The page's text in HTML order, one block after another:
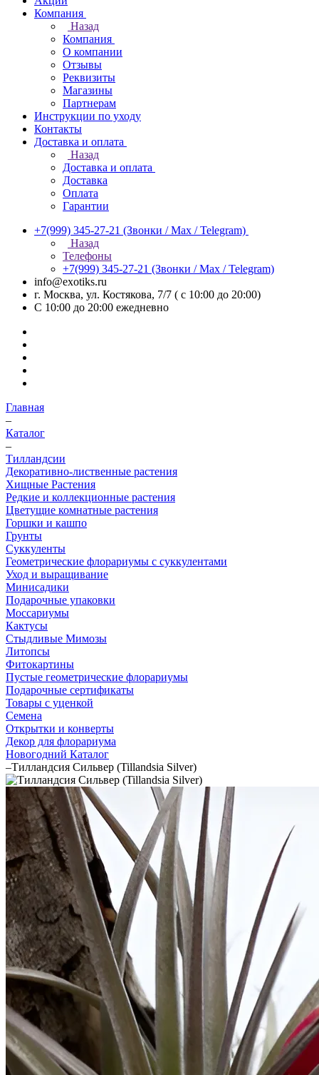
Компания
Назад
Компания
О компании
Отзывы
Реквизиты
Магазины
Партнерам
Инструкции по уходу
Контакты
Доставка и оплата
Назад
Доставка и оплата
Доставка
Оплата
Гарантии
+7(999) 345-27-21 (Звонки / Max / Telegram)
Назад
Телефоны
+7(999) 345-27-21 (Звонки / Max / Telegram)
info@exotiks.ru
г. Москва, ул. Костякова, 7/7 ( с 10:00 до 20:00)
С 10:00 до 20:00 ежедневно
Главная
–
Каталог
–
Тилландсии
Декоративно-лиственные растения
Хищные Растения
Редкие и коллекционные растения
Цветущие комнатные растения
Горшки и кашпо
Грунты
Суккуленты
Геометрические флорариумы с суккулентами
Уход и выращивание
Минисадики
Подарочные упаковки
Моссариумы
Кактусы
Стыдливые Мимозы
Литопсы
Фитокартины
Пустые геометрические флорариумы
Подарочные сертификаты
Товары с уценкой
Семена
Открытки и конверты
Декор для флорариума
Новогодний Каталог
–Тилландсия Сильвер (Tillandsia Silver)